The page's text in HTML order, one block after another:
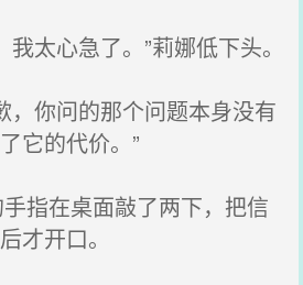
太心急了。”莉娜低下头。
你问的那个问题本身没有
它的代价。”
指在桌面敲了两下，把信
才开口。